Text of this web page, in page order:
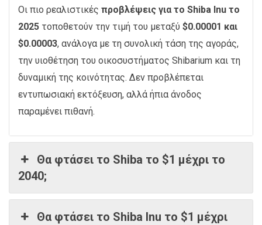
Οι πιο ρεαλιστικές προβλέψεις για το Shiba Inu το
2025 τοποθετούν την τιμή του μεταξύ $0.00001 και
$0.00003, ανάλογα με τη συνολική τάση της αγοράς,
την υιοθέτηση του οικοσυστήματος Shibarium και τη
δυναμική της κοινότητας. Δεν προβλέπεται
εντυπωσιακή εκτόξευση, αλλά ήπια άνοδος
παραμένει πιθανή.
Θα φτάσει το Shiba το $1 μέχρι το
2040;
Θα φτάσει το Shiba Inu το $1 μέχρι